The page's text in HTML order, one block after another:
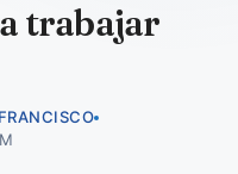
trabajar